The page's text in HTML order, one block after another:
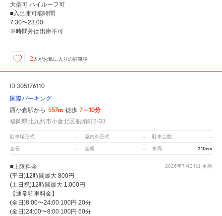
大型可 ハイルーフ可
■入出庫可能時間
7:30〜23:00
※時間外は出庫不可
2 人がお気に入りの駐車場
ID:305176110
国際パーキング
西小倉駅から 557m 徒歩 7～10分
福岡県北九州市小倉北区船頭町2-33
駐車場形式 - 屋内外形式 - 駐車台数 -
全長 - 全幅 - 車高 210cm
2026年7月24日 更新
■上限料金
(平日)12時間最大 800円
(土日祝)12時間最大 1,000円
【通常駐車料金】
(全日)8:00〜24:00 100円 20分
(全日)24:00〜8:00 100円 60分